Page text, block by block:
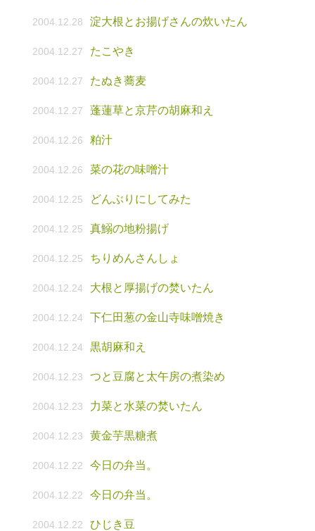
2004.12.28 淀大根とお揚げさんの炊いたん
2004.12.27 たこやき
2004.12.27 たぬき蕎麦
2004.12.27 蓬蓮草と京芹の胡麻和え
2004.12.26 粕汁
2004.12.26 菜の花の味噌汁
2004.12.25 どんぶりにしてみた
2004.12.25 真鰯の地粉揚げ
2004.12.25 ちりめんさんしょ
2004.12.24 大根と厚揚げの焚いたん
2004.12.24 下仁田葱の金山寺味噌焼き
2004.12.24 黒胡麻和え
2004.12.23 つと豆腐と太午房の煮染め
2004.12.23 力菜と水菜の焚いたん
2004.12.23 黄金芋黒糖煮
2004.12.22 今日の弁当。
2004.12.22 今日の弁当。
2004.12.22 ひじき豆